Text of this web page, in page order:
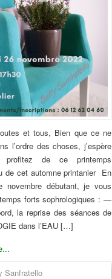
et tous, Bien que ce ne
l’ordre des choses, j’espère
de ce printemps
de cet automne printanier En
novembre débutant, je vous
forts sophrologiques : —
la reprise des séances de
dans l’EAU […]
Sanfratello